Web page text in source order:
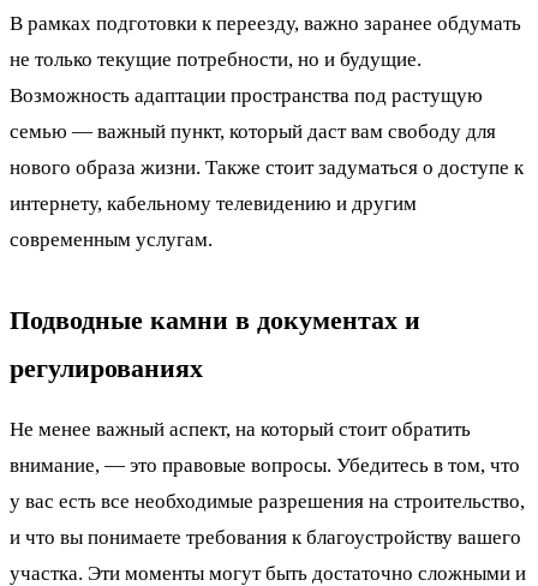
В рамках подготовки к переезду, важно заранее обдумать
не только текущие потребности, но и будущие.
Возможность адаптации пространства под растущую
семью — важный пункт, который даст вам свободу для
нового образа жизни. Также стоит задуматься о доступе к
интернету, кабельному телевидению и другим
современным услугам.
Подводные камни в документах и
регулированиях
Не менее важный аспект, на который стоит обратить
внимание, — это правовые вопросы. Убедитесь в том, что
у вас есть все необходимые разрешения на строительство,
и что вы понимаете требования к благоустройству вашего
участка. Эти моменты могут быть достаточно сложными и